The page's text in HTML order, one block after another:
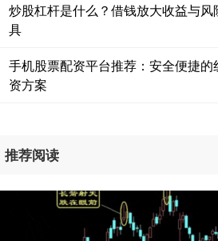
炒股杠杆是什么？借钱放大收益与风
具
手机股票配资平台推荐：安全便捷的
资方案
推荐阅读